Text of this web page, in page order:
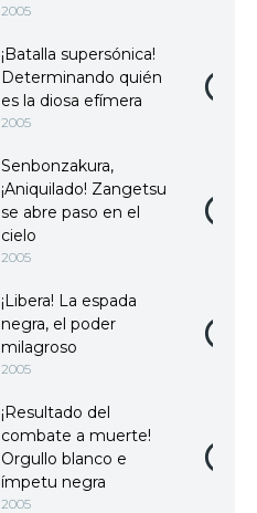
2005
¡Batalla supersónica!
Determinando quién
es la diosa efímera
2005
Senbonzakura,
¡Aniquilado! Zangetsu
se abre paso en el
cielo
2005
¡Libera! La espada
negra, el poder
milagroso
2005
¡Resultado del
combate a muerte!
Orgullo blanco e
ímpetu negra
2005